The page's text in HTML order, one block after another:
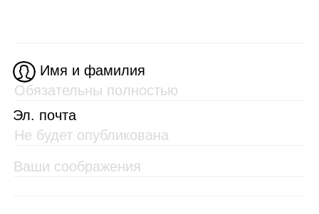
Имя и фамилия
Эл. почта